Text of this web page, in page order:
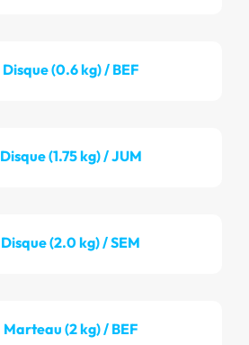
Disque (0.6 kg) / BEF
Disque (1.75 kg) / JUM
Disque (2.0 kg) / SEM
Marteau (2 kg) / BEF